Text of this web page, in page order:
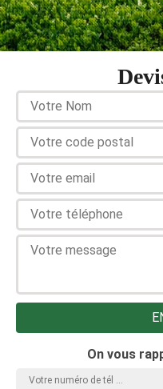
On vous